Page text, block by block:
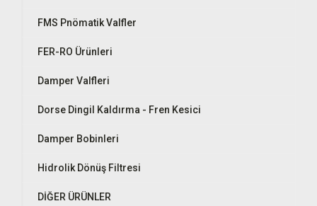
FMS Pnömatik Valfler
FER-RO Ürünleri
Damper Valfleri
Dorse Dingil Kaldırma - Fren Kesici
Damper Bobinleri
Hidrolik Dönüş Filtresi
DİĞER ÜRÜNLER